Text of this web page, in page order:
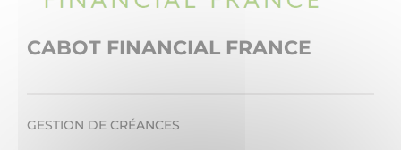
CABOT FINANCIAL FRANCE
GESTION DE CRÉANCES